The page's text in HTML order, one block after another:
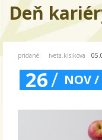
Deň
pridané: iveta.kisikova
26/ NOV /